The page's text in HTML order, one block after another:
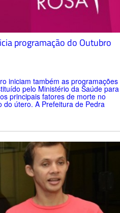
programação do Outubro
iniciam também as programações
pelo Ministério da Saúde para
principais fatores de morte no
útero. A Prefeitura de Pedra